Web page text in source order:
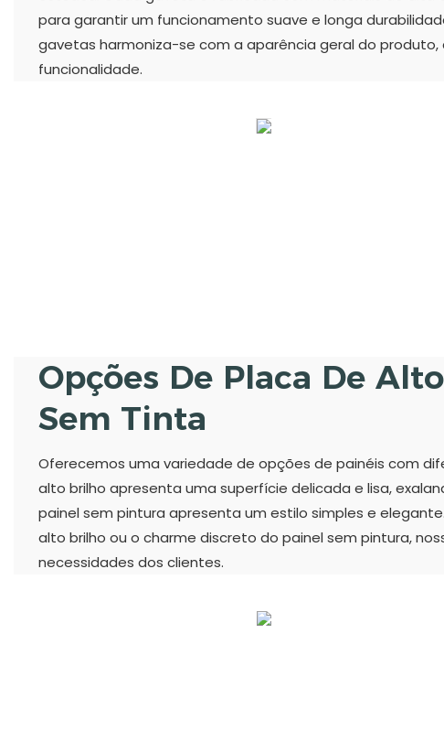
para garantir um funcionamento suave e longa
gavetas harmoniza-se com a aparência geral do
funcionalidade.
Opções De Placa De
Sem Tinta
Oferecemos uma variedade de opções de painéis com
alto brilho apresenta uma superfície delicada e lisa,
painel sem pintura apresenta um estilo simples e
alto brilho ou o charme discreto do painel sem pintura,
necessidades dos clientes.